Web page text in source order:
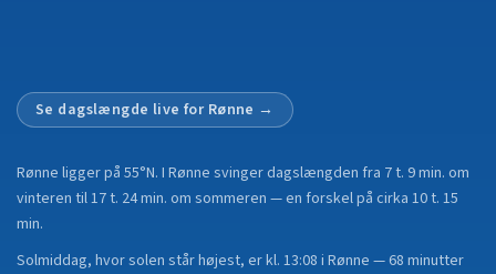
Se dagslængde live for Rønne →
Rønne ligger på 55°N. I Rønne svinger dagslængden fra 7 t. 9 min. om
vinteren til 17 t. 24 min. om sommeren — en forskel på cirka 10 t. 15
min.
Solmiddag, hvor solen står højest, er kl. 13:08 i Rønne — 68 minutter